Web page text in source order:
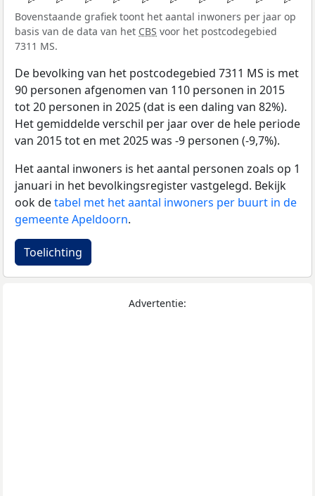
Bovenstaande grafiek toont het aantal inwoners per jaar op
basis van de data van het CBS voor het postcodegebied
7311 MS.
De bevolking van het postcodegebied 7311 MS is met
90 personen afgenomen van 110 personen in 2015
tot 20 personen in 2025 (dat is een daling van 82%).
Het gemiddelde verschil per jaar over de hele periode
van 2015 tot en met 2025 was -9 personen (-9,7%).
Het aantal inwoners is het aantal personen zoals op 1
januari in het bevolkingsregister vastgelegd. Bekijk
ook detabel met het aantal inwoners per buurt in de
gemeente Apeldoorn.
Toelichting
Advertentie: